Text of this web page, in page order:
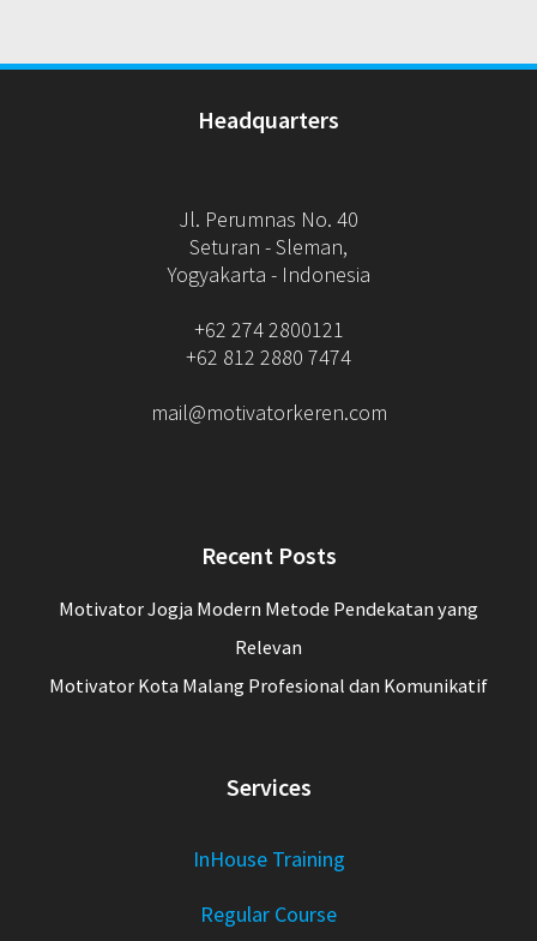
Headquarters
Jl. Perumnas No. 40
Seturan - Sleman,
Yogyakarta - Indonesia
+62 274 2800121
+62 812 2880 7474
mail@motivatorkeren.com
Recent Posts
Motivator Jogja Modern Metode Pendekatan yang
Relevan
Motivator Kota Malang Profesional dan Komunikatif
Services
InHouse Training
Regular Course